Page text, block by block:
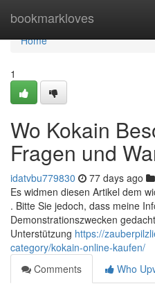
bookmarkloves
Home
Home
1
Wo Kokain
Fragen und
idatvbu779830 77 days ago
Es widmen diesen Artikel dem
. Bitte Sie jedoch, dass meine
Demonstrationszwecken
Unterstützung https://
category/kokain-online-kaufen/
Comments
Who